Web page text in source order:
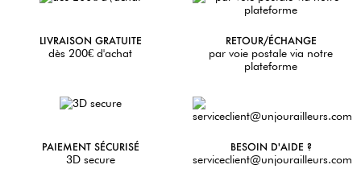
LIVRAISON GRATUITE
dès 200€ d'achat
RETOUR/ÉCHANGE
par voie postale via notre
plateforme
PAIEMENT SÉCURISÉ
3D secure
BESOIN D'AIDE ?
serviceclient@unjourailleurs.com